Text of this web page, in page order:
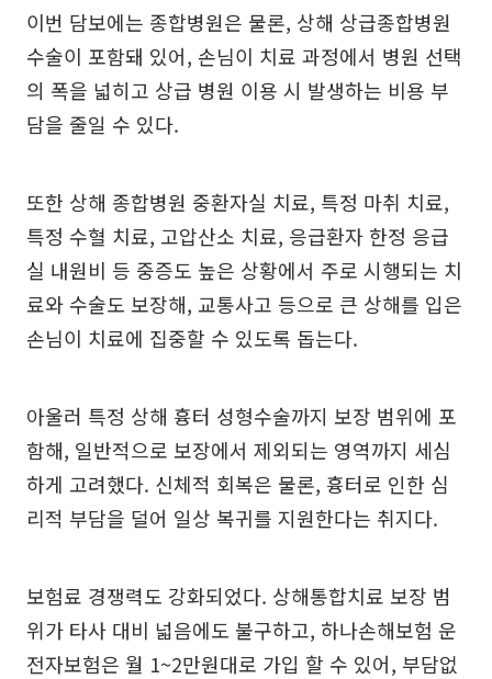
이번 담보에는 종합병원은 물론, 상해 상급종합병원
수술이 포함돼 있어, 손님이 치료 과정에서 병원 선택
의 폭을 넓히고 상급 병원 이용 시 발생하는 비용 부
담을 줄일 수 있다.
또한 상해 종합병원 중환자실 치료, 특정 마취 치료,
특정 수혈 치료, 고압산소 치료, 응급환자 한정 응급
실 내원비 등 중증도 높은 상황에서 주로 시행되는 치
료와 수술도 보장해, 교통사고 등으로 큰 상해를 입은
손님이 치료에 집중할 수 있도록 돕는다.
아울러 특정 상해 흉터 성형수술까지 보장 범위에 포
함해, 일반적으로 보장에서 제외되는 영역까지 세심
하게 고려했다. 신체적 회복은 물론, 흉터로 인한 심
리적 부담을 덜어 일상 복귀를 지원한다는 취지다.
보험료 경쟁력도 강화되었다. 상해통합치료 보장 범
위가 타사 대비 넓음에도 불구하고, 하나손해보험 운
전자보험은 월 1~2만원대로 가입 할 수 있어, 부담없